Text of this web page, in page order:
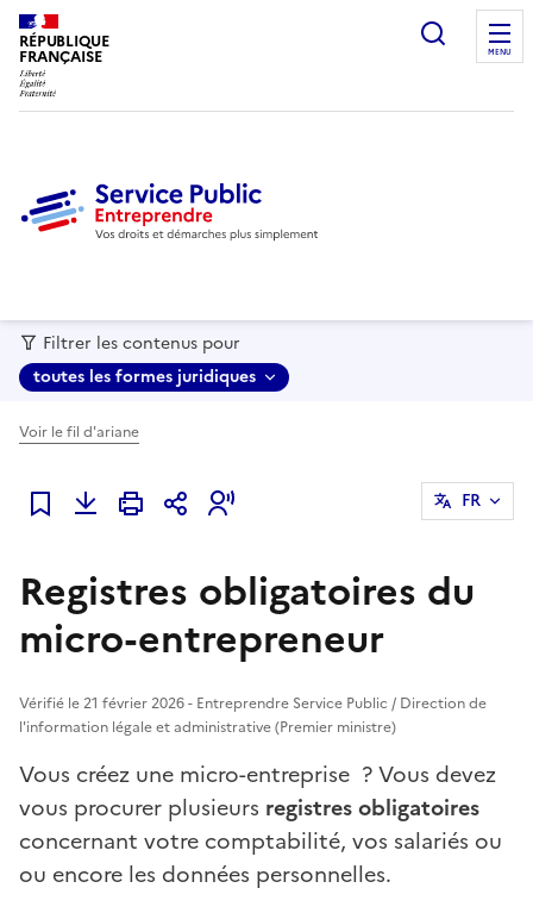
RÉPUBLIQUE
FRANÇAISE MENU
Filtrer les contenus pour
toutes les formes juridiques
Voir le fil d'ariane
Ajouter à mes favoris
FR
Registres obligatoires du
micro-entrepreneur
Vérifié le 21 février 2026 - Entreprendre Service Public / Direction de
l'information légale et administrative (Premier ministre)
Vous créez une micro-entreprise ? Vous devez
vous procurer plusieurs registres obligatoires
concernant votre comptabilité, vos salariés ou
ou encore les données personnelles.